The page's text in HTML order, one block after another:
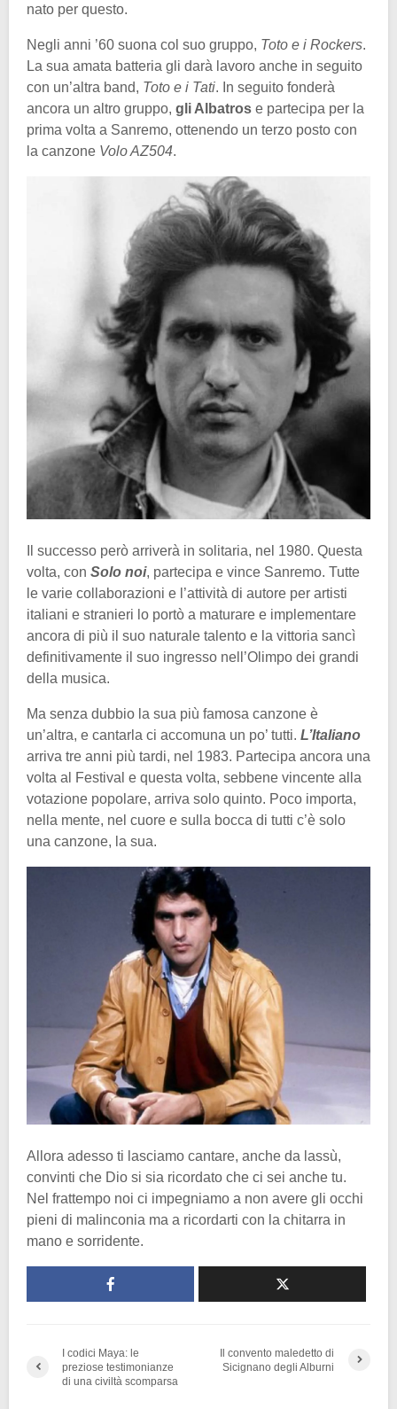
nato per questo.
Negli anni ’60 suona col suo gruppo, Toto e i Rockers.
La sua amata batteria gli darà lavoro anche in seguito
con un’altra band, Toto e i Tati. In seguito fonderà
ancora un altro gruppo, gli Albatros e partecipa per la
prima volta a Sanremo, ottenendo un terzo posto con
la canzone Volo AZ504.
Il successo però arriverà in solitaria, nel 1980. Questa
volta, con Solo noi, partecipa e vince Sanremo. Tutte
le varie collaborazioni e l’attività di autore per artisti
italiani e stranieri lo portò a maturare e implementare
ancora di più il suo naturale talento e la vittoria sancì
definitivamente il suo ingresso nell’Olimpo dei grandi
della musica.
Ma senza dubbio la sua più famosa canzone è
un’altra, e cantarla ci accomuna un po’ tutti. L’Italiano
arriva tre anni più tardi, nel 1983. Partecipa ancora una
volta al Festival e questa volta, sebbene vincente alla
votazione popolare, arriva solo quinto. Poco importa,
nella mente, nel cuore e sulla bocca di tutti c’è solo
una canzone, la sua.
Allora adesso ti lasciamo cantare, anche da lassù,
convinti che Dio si sia ricordato che ci sei anche tu.
Nel frattempo noi ci impegniamo a non avere gli occhi
pieni di malinconia ma a ricordarti con la chitarra in
mano e sorridente.
I codici Maya: le
preziose testimonianze
di una civiltà scomparsa
Il convento maledetto di
Sicignano degli Alburni